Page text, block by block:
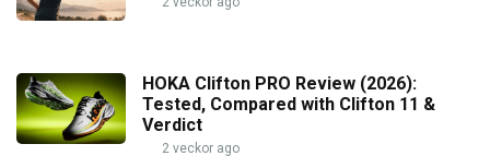
HOKA Clifton PRO Review (2026):
Tested, Compared with Clifton 11 &
Verdict
2 veckor ago